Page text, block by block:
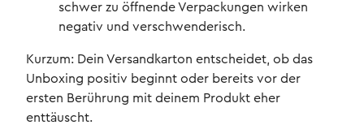
schwer zu öffnende Verpackungen wirken
negativ und verschwenderisch.
Kurzum: Dein Versandkarton entscheidet, ob das
Unboxing positiv beginnt oder bereits vor der
ersten Berührung mit deinem Produkt eher
enttäuscht.